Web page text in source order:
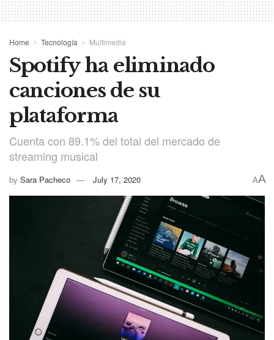
Home Tecnología Multimedia
Spotify ha eliminado
canciones de su
plataforma
Cuenta con 89.1% del total del mercado de
streaming musical
by Sara Pacheco July 17, 2020 AA